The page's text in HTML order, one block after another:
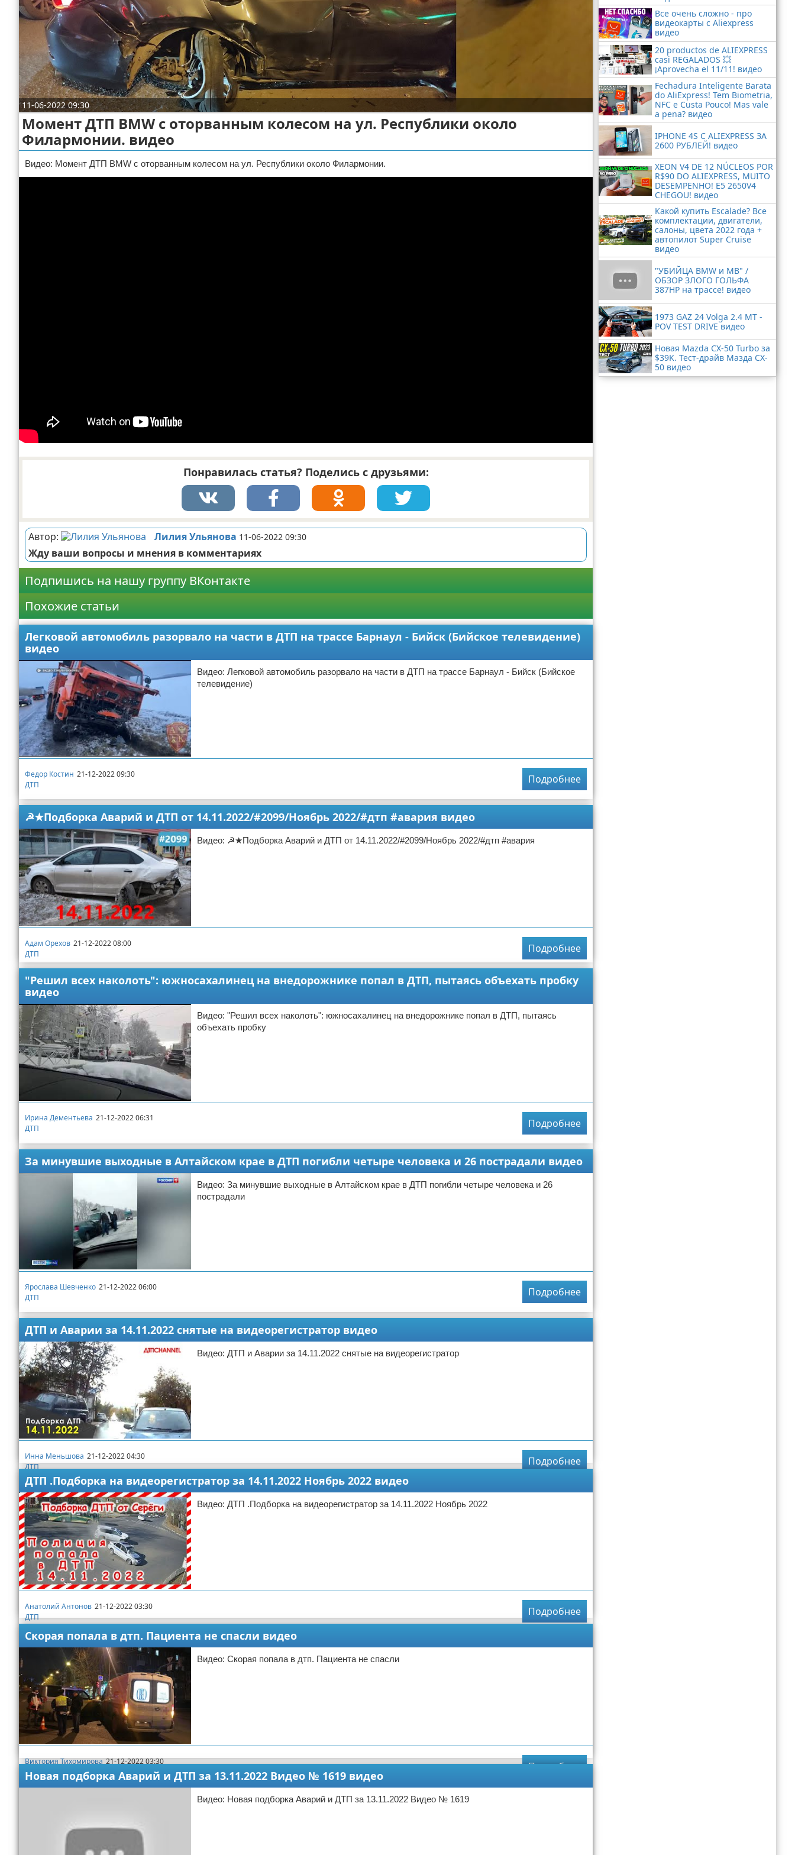
ДТП
Своими руками
Строительство и ремонт
Отказ от ответственности
11-06-2022 09:30
Момент ДТП BMW с оторванным колесом на ул. Республики около
Филармонии. видео
Видео: Момент ДТП BMW с оторванным колесом на ул. Республики около Филармонии.
Понравилась статья? Поделись с друзьями:
Автор: Лилия Ульянова 11-06-2022 09:30
Жду ваши вопросы и мнения в комментариях
Подпишись на нашу группу ВКонтакте
Похожие статьи
Легковой автомобиль разорвало на части в ДТП на трассе Барнаул - Бийск (Бийское телевидение)
видео
Видео: Легковой автомобиль разорвало на части в ДТП на трассе Барнаул - Бийск (Бийское
телевидение)
Федор Костин 21-12-2022 09:30
ДТП
Подробнее
☭★Подборка Аварий и ДТП от 14.11.2022/#2099/Ноябрь 2022/#дтп #авария видео
Видео: ☭★Подборка Аварий и ДТП от 14.11.2022/#2099/Ноябрь 2022/#дтп #авария
Адам Орехов 21-12-2022 08:00
ДТП
Подробнее
"Решил всех наколоть": южносахалинец на внедорожнике попал в ДТП, пытаясь объехать пробку
видео
Видео: "Решил всех наколоть": южносахалинец на внедорожнике попал в ДТП, пытаясь
объехать пробку
Ирина Дементьева 21-12-2022 06:31
ДТП
Подробнее
За минувшие выходные в Алтайском крае в ДТП погибли четыре человека и 26 пострадали видео
Видео: За минувшие выходные в Алтайском крае в ДТП погибли четыре человека и 26
пострадали
Ярослава Шевченко 21-12-2022 06:00
ДТП
Подробнее
ДТП и Аварии за 14.11.2022 снятые на видеорегистратор видео
Видео: ДТП и Аварии за 14.11.2022 снятые на видеорегистратор
Инна Меньшова 21-12-2022 04:30
ДТП
Подробнее
ДТП .Подборка на видеорегистратор за 14.11.2022 Ноябрь 2022 видео
Видео: ДТП .Подборка на видеорегистратор за 14.11.2022 Ноябрь 2022
Анатолий Антонов 21-12-2022 03:30
ДТП
Подробнее
Скорая попала в дтп. Пациента не спасли видео
Видео: Скорая попала в дтп. Пациента не спасли
Виктория Тихомирова 21-12-2022 03:30
ДТП
Подробнее
Новая подборка Аварий и ДТП за 13.11.2022 Видео № 1619 видео
Видео: Новая подборка Аварий и ДТП за 13.11.2022 Видео № 1619
Все очень сложно - про
видеокарты с Aliexpress
видео
20 productos de ALIEXPRESS
casi REGALADOS 💥
¡Aprovecha el 11/11! видео
Fechadura Inteligente Barata
do AliExpress! Tem Biometria,
NFC e Custa Pouco! Mas vale
a pena? видео
IPHONE 4S С ALIEXPRESS ЗА
2600 РУБЛЕЙ! видео
XEON V4 DE 12 NÚCLEOS POR
R$90 DO ALIEXPRESS, MUITO
DESEMPENHO! E5 2650V4
CHEGOU! видео
Какой купить Escalade? Все
комплектации, двигатели,
салоны, цвета 2022 года +
автопилот Super Cruise
видео
"УБИЙЦА BMW и MB" /
ОБЗОР ЗЛОГО ГОЛЬФА
387HP на трассе! видео
1973 GAZ 24 Volga 2.4 MT -
POV TEST DRIVE видео
Новая Mazda CX-50 Turbo за
$39K. Тест-драйв Мазда CX-
50 видео